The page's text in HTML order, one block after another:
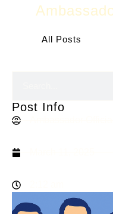
All Posts
Post Info